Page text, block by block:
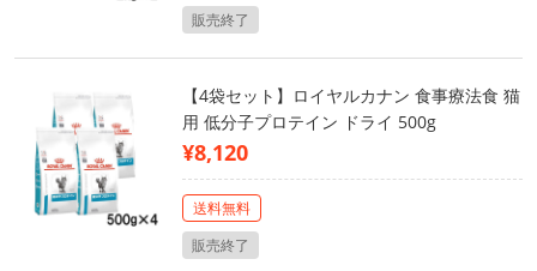
販売終了
【4袋セット】ロイヤルカナン 食事療法食 猫
用 低分子プロテイン ドライ 500g
¥8,120
送料無料
販売終了